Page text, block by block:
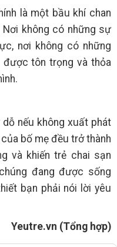
là một bầu khí chan
Nơi không có những sự
nơi không có những
được tôn trọng và thỏa
nếu không xuất phát
bố mẹ đều trở thành
và khiến trẻ chai sạn
đang được sống
bạn phải nói lời yêu
Yeutre.vn (Tổng hợp)